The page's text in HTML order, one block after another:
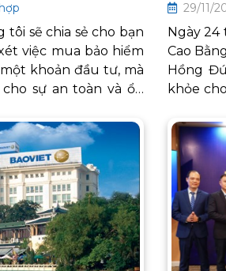
tôi sẽ chia sẻ cho bạn
việc mua bảo hiểm
khoản đầu tư, mà
sự an toàn và ổn
những lợi ích to lớn
lại, và lý do vì sao
đắn nhất mà bạn
29/11/
Ngày 24
Cao
Hồng
khỏe
sức